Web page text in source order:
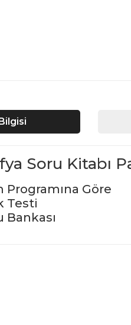
Soru Kitabı
Göre
Testi
Bankası